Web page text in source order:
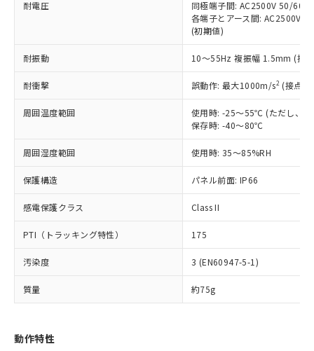
耐電圧
同極端子間: AC2500V 50/
各端子とアース間: AC2500V
(初期値)
耐振動 10～55Hz 複振幅 1.5mm (接
耐衝撃 誤動作: 最大1000m/s2 (接点
周囲温度範囲
使用時: -25～55℃ (ただし、氷
保存時: -40～80℃
周囲湿度範囲 使用時: 35～85%RH
保護構造 パネル前面: IP66
感電保護クラス Class II
PTI（トラッキング特性） 175
汚染度 3 (EN60947-5-1)
質量 約75g
動作特性
正式な納期状況および標準価格はお客
様のお取引先、またはお客様担当のオ
ムロン制御機器販売店・当社販売員に
オムロン制御機器販売店や当社販売拠
販売ネットワーク
」をご確認
在庫状況および標準価格結果を当社の
事前の承諾なく第三者に漏洩または開
示しないようお願いします。
マイパーツ機能（部品リスト作成サー
ビス）をご利用いただくには、I-Web
メンバーズにご登録されている必要が
あります。
お客様が当ウェブサイト上で当社にご
登録された部品リストについて、当社
および当社の共同利用者が、当社の製
品・サービスに関するお客様との取
引・商談に必要な範囲で利用すること
(PBDE) 1000ppm以下、フタル酸ビス(2-エチルヘキシ
ル) (DEHP)(別名：DOP) 1000ppm以下、フタル酸ブチ
ルベンジル（BBP） 1000ppm以下、フタル酸ジブチル
（DBP） 1000ppm以下、フタル酸ジイソブチル
但し、RoHS指令で産業用監視および制御機器に対する
図的な使用がないことを確認しています。
部品在庫の切り替え状況などにより、予定
月が前後することがあります。
※3 非含有証明書ダウンロード
下記の非含有証明書をダウンロードするこ
EU RoHS指令（10物質）の非含有証明書
ニル類) : 1000ppm、 PBDEs(ポリ臭化ジフェニルエーテ
DBP(フタル酸ジブチル) : 1000ppm、 DIBP(フタル酸ジ
イソブチル) : 1000ppm、 BBP(フタル酸ブチルベンジ
DEHP(フタル酸ビス(2-エチルヘキシル)) : 1000ppm
「ｅ」：有害物質（10物質）のすべてが基
準値以下であることを示します。
「10」：通常の使用状況下において有害物
質が外部に漏えいし、環境に深刻な影響を
及ぼさない年数を意味します。
「－」：未確認です。当社販売部門へお問
当社は規制貨物を破棄する場合は、完
全に破砕するなど、違法に輸出されな
いよう必要な手段を講じます。
当社は貴社製品を、核兵器、ミサイ
ル、化学兵器、生物兵器またはその他
武器並びにこれらの製造装置等に一切
当社は、貴社製品を第三者に販売する
場合は、上記1、2および3の内容を当
該第三者に通知します。また当社は、
販売先および販売に係わる関係者が違
法に輸出するおそれがある場合は、取
り引きをいたしません。
キャンセル
一定数以上の在庫あり
一定数には満たないが在庫あり
在庫なし(最新の在庫状況につ
いては、お客様のお取引先、ま
たはお客様担当のオムロン制御
機器販売店・当社販売員にご確
受注生産機種、また在庫状況の
情報を公開していない機種